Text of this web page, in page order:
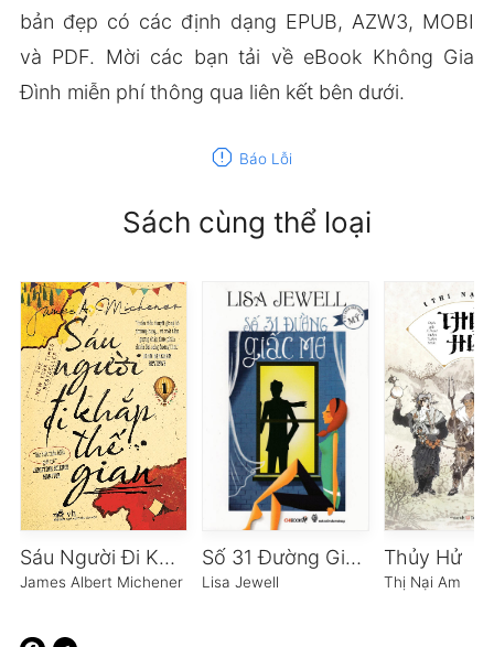
bản đẹp có các định dạng EPUB, AZW3, MOBI
và PDF. Mời các bạn tải về eBook Không Gia
Đình miễn phí thông qua liên kết bên dưới.
report Báo Lỗi
Sách cùng thể loại
Sáu Người Đi Khắp Thế Gian
James Albert Michener
Số 31 Đường Giấc Mơ
Lisa Jewell
Thủy Hử
Thị Nại Am